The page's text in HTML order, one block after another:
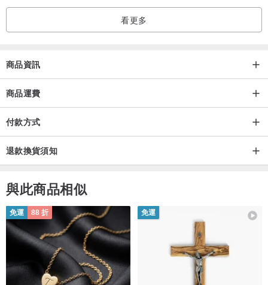
接受再下單
☻下單後，即代表您同意以您選定照片交給我們進行客製化的繪圖與
進行再銷售，因此除非我們不能提供商品或履行服務，否則無法因不
☻因每台電腦都有色差，所以電腦與實品有小色差為正
常非屬瑕疵唷～恕不接受色差及與想像不符的條件要求
退貨或重印
經授權的知名商標、卡通人物⋯等。
🌱𝑳𝒆𝒂𝒅 𝑻𝒊𝒎𝒆 交期天數
♥︎ 依實際排單為主
訂購客製化系列產品，依照下單順序安排繪圖，如有日期要求請事先
告知，為確保能在日期內收到商品，會加收急件費用！
看更多
商品資訊
商品運費
付款方式
退款換貨須知
與此商品相似
免運 88 折 免運